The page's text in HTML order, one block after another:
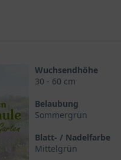
Wuchsendhöhe
30 - 60 cm
Belaubung
Sommergrün
Blatt- / Nadelfarbe
Mittelgrün